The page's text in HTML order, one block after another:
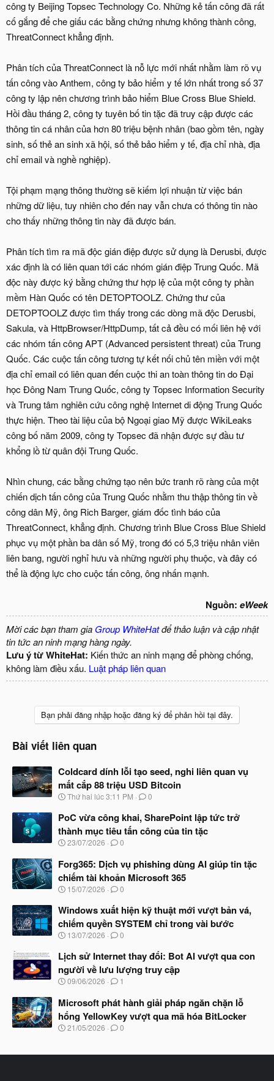
công ty Beijing Topsec Technology Co. Những kẻ tấn công đã rất
cố gắng để che giấu các bằng chứng nhưng không thành công,
ThreatConnect khẳng định.
Phân tích của ThreatConnect là nỗ lực mới nhất nhằm làm rõ vụ
tấn công vào Anthem, công ty bảo hiểm y tế lớn nhất trong số 37
công ty lập nên chương trình bảo hiểm Blue Cross Blue Shield.
Hồi đầu tháng 2, công ty tuyên bố tin tặc đã truy cập được các
thông tin cá nhân của hơn 80 triệu bệnh nhân (bao gồm tên, ngày
sinh, số thẻ an sinh xã hội, số thẻ bảo hiểm y tế, địa chỉ nhà, địa
chỉ email và nghề nghiệp).
Tội phạm mạng thông thường sẽ kiếm lợi nhuận từ việc bán
những dữ liệu, tuy nhiên cho đến nay vẫn chưa có thông tin nào
cho thấy những thông tin này đã được bán.
Phân tích tìm ra mã độc gián điệp được sử dụng là Derusbi, được
xác định là có liên quan tới các nhóm gián điệp Trung Quốc. Mã
độc này được ký bằng chứng thư hợp lệ của một công ty phần
mềm Hàn Quốc có tên DETOPTOOLZ. Chứng thư của
DETOPTOOLZ được tìm thấy trong các dòng mã độc Derusbi,
Sakula, và HttpBrowser/HttpDump, tất cả đều có mối liên hệ với
các nhóm tấn công APT (Advanced persistent threat) của Trung
Quốc. Các cuộc tấn công tương tự kết nối chủ tên miền với một
địa chỉ email có liên quan đến cuộc thi an toàn thông tin do Đại
học Đông Nam Trung Quốc, công ty Topsec Information Security
và Trung tâm nghiên cứu công nghệ Internet di động Trung Quốc
thực hiện. Theo tài liệu của bộ Ngoại giao Mỹ được WikiLeaks
công bố năm 2009, công ty Topsec đã nhận được sự đầu tư
khổng lồ từ quân đội Trung Quốc.
Nhìn chung, các bằng chứng tạo nên bức tranh rõ ràng của một
chiến dịch tấn công của Trung Quốc nhằm thu thập thông tin về
công dân Mỹ, ông Rich Barger, giám đốc tình báo của
ThreatConnect, khẳng định. Chương trình Blue Cross Blue Shield
phục vụ một phần ba dân số Mỹ, trong đó có 5,3 triệu nhân viên
liên bang, người nghỉ hưu và những người phụ thuộc, và đây có
thể là động lực cho cuộc tấn công, ông nhấn mạnh.
Nguồn: eWeek
Mời các bạn tham gia Group WhiteHatđể thảo luận và cập nhật
tin tức an ninh mạng hàng ngày.
Lưu ý từ WhiteHat: Kiến thức an ninh mạng để phòng chống,
không làm điều xấu. Luật pháp liên quan
Bạn phải đăng nhập hoặc đăng ký để phản hồi tại đây.
Bài viết liên quan
Coldcard dính lỗi tạo seed, nghi liên quan vụ
mất cắp 88 triệu USD Bitcoin
N
à
b
ắ
đ
ầ
u
Thứ hai lúc 3:11 PM 0
PoC vừa công khai, SharePoint lập tức trở
thành mục tiêu tấn công của tin tặc
N
à
y
b
ắ
đ
ầ
u
23/07/2026 0
Forg365: Dịch vụ phishing dùng AI giúp tin tặc
chiếm tài khoản Microsoft 365
N
à
b
ắ
đ
ầ
u
15/07/2026 0
Windows xuất hiện kỹ thuật mới vượt bản vá,
chiếm quyền SYSTEM chỉ trong vài bước
N
à
b
ắ
đ
ầ
u
13/07/2026 0
Lịch sử Internet thay đổi: Bot AI vượt qua con
người về lưu lượng truy cập
N
à
y
b
ắ
09/06/2026 1
Microsoft phát hành giải pháp ngăn chặn lỗ
hổng YellowKey vượt qua mã hóa BitLocker
N
y
21/05/2026 0